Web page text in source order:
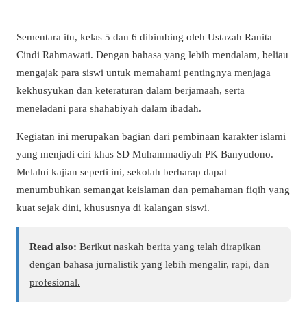
Sementara itu, kelas 5 dan 6 dibimbing oleh Ustazah Ranita
Cindi Rahmawati. Dengan bahasa yang lebih mendalam, beliau
mengajak para siswi untuk memahami pentingnya menjaga
kekhusyukan dan keteraturan dalam berjamaah, serta
meneladani para shahabiyah dalam ibadah.
Kegiatan ini merupakan bagian dari pembinaan karakter islami
yang menjadi ciri khas SD Muhammadiyah PK Banyudono.
Melalui kajian seperti ini, sekolah berharap dapat
menumbuhkan semangat keislaman dan pemahaman fiqih yang
kuat sejak dini, khususnya di kalangan siswi.
Read also: Berikut naskah berita yang telah dirapikan
dengan bahasa jurnalistik yang lebih mengalir, rapi, dan
profesional.